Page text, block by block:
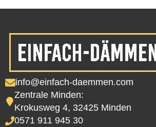
info@einfach-daemmen.com
Zentrale Minden:
Krokusweg 4, 32425 Minden
0571 911 945 30